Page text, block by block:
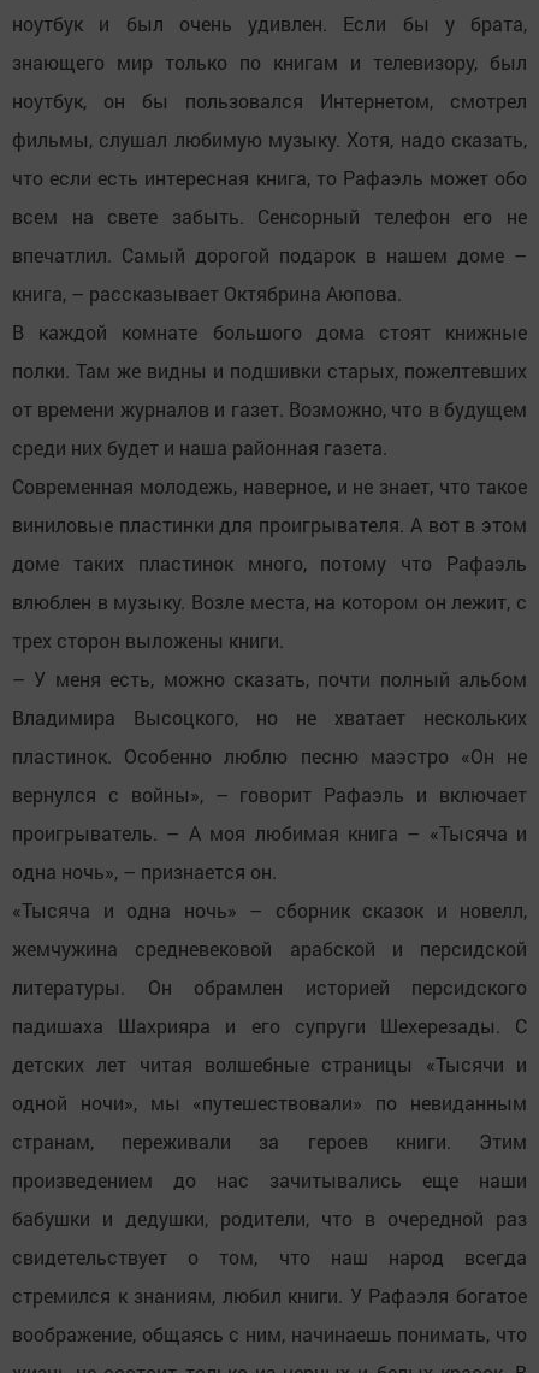
ноутбук и был очень удивлен. Если бы у брата,
знающего мир только по книгам и телевизору, был
ноутбук, он бы пользовался Интернетом, смотрел
фильмы, слушал любимую музыку. Хотя, надо сказать,
что если есть интересная книга, то Рафаэль может обо
всем на свете забыть. Сенсорный телефон его не
впечатлил. Самый дорогой подарок в нашем доме –
книга, – рассказывает Октябрина Аюпова.
В каждой комнате большого дома стоят книжные
полки. Там же видны и подшивки старых, пожелтевших
от времени журналов и газет. Возможно, что в будущем
среди них будет и наша районная газета.
Современная молодежь, наверное, и не знает, что такое
виниловые пластинки для проигрывателя. А вот в этом
доме таких пластинок много, потому что Рафаэль
влюблен в музыку. Возле места, на котором он лежит, с
трех сторон выложены книги.
– У меня есть, можно сказать, почти полный альбом
Владимира Высоцкого, но не хватает нескольких
пластинок. Особенно люблю песню маэстро «Он не
вернулся с войны», – говорит Рафаэль и включает
проигрыватель. – А моя любимая книга – «Тысяча и
одна ночь», – признается он.
«Тысяча и одна ночь» – сборник сказок и новелл,
жемчужина средневековой арабской и персидской
литературы. Он обрамлен историей персидского
падишаха Шахрияра и его супруги Шехерезады. С
детских лет читая волшебные страницы «Тысячи и
одной ночи», мы «путешествовали» по невиданным
странам, переживали за героев книги. Этим
произведением до нас зачитывались еще наши
бабушки и дедушки, родители, что в очередной раз
свидетельствует о том, что наш народ всегда
стремился к знаниям, любил книги. У Рафаэля богатое
воображение, общаясь с ним, начинаешь понимать, что